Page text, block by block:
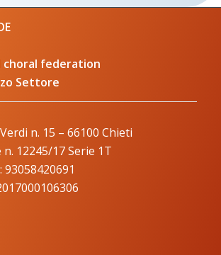
federation
Settore
n. 15 – 66100 Chieti
12245/17 Serie 1T
93058420691